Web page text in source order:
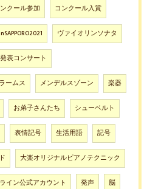
クール参加 コンクール入賞
ヴァイオリンソナタ
表コンサート
ームス メンデルスゾーン 楽器
お弟子さんたち シューベルト
表情記号 生活用語 記号
大楽オリジナルピアノテクニック
ライン公式アカウント 発声 脳